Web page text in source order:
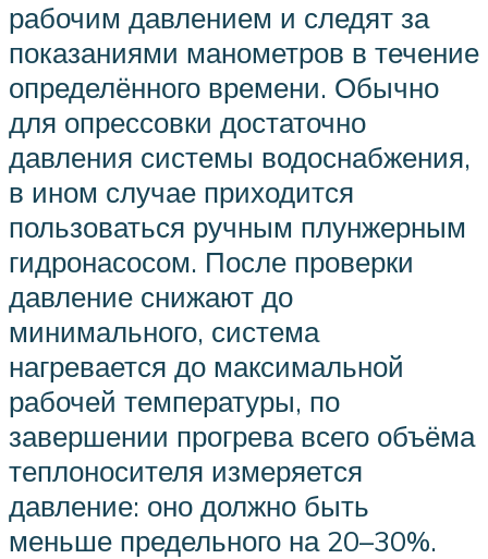
рабочим давлением и следят за
показаниями манометров в течение
определённого времени. Обычно
для опрессовки достаточно
давления системы водоснабжения,
в ином случае приходится
пользоваться ручным плунжерным
гидронасосом. После проверки
давление снижают до
минимального, система
нагревается до максимальной
рабочей температуры, по
завершении прогрева всего объёма
теплоносителя измеряется
давление: оно должно быть
меньше предельного на 20–30%.